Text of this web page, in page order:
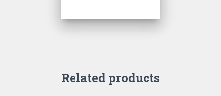
Related products